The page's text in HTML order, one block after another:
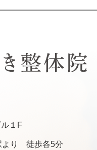
１F
より 徒歩各5分